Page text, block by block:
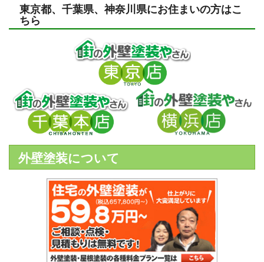
東京都、千葉県、神奈川県にお住まいの方はこ
ちら
外壁塗装について